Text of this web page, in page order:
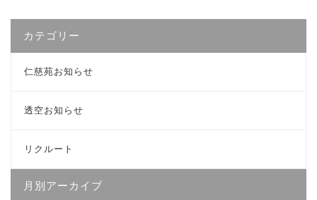
カテゴリー
仁慈苑お知らせ
透空お知らせ
リクルート
月別アーカイブ